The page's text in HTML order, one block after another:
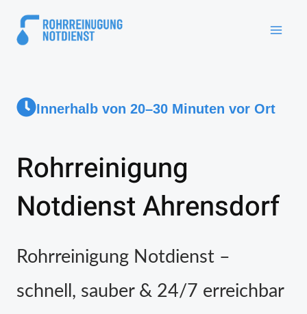
Innerhalb von 20–30 Minuten vor Ort
Rohrreinigung
Notdienst Ahrensdorf
Rohrreinigung Notdienst –
schnell, sauber & 24/7 erreichbar